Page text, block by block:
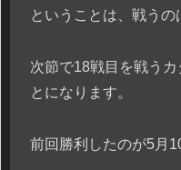
ということは、戦うの
次節で18戦目を戦う
とになります。
前回勝利したのが5月